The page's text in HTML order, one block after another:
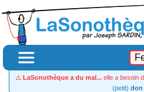
⚠️ LaSonothèque a du mal... elle a besoin
(petit) don